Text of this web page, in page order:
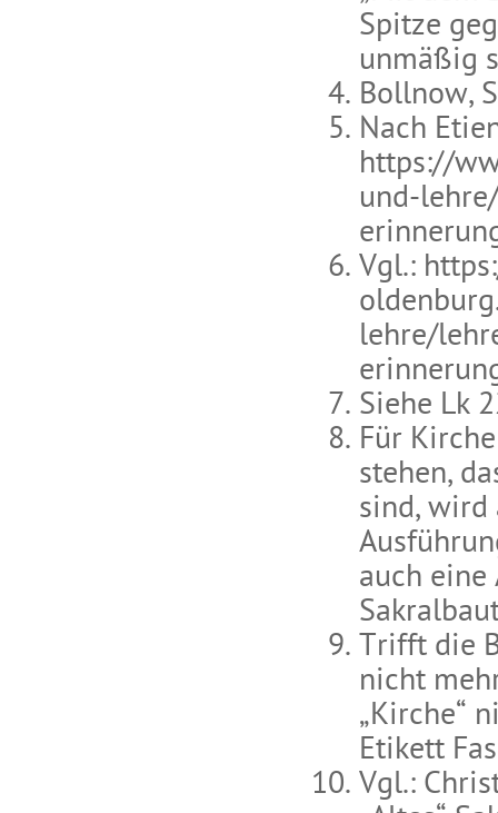
Spitze
unmäßig
Bollnow,
Nach
https://
und-
Vgl.:
lehre/
Siehe Lk
Für
stehen,
sind, wird
auch
Trifft die
nicht
„Kirche“
Etikett
Vgl.: